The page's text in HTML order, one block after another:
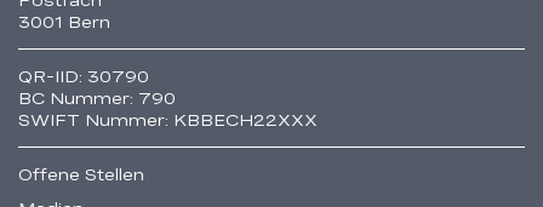
3001 Bern
QR-IID: 30790
BC Nummer: 790
SWIFT Nummer: KBBECH22XXX
Offene Stellen